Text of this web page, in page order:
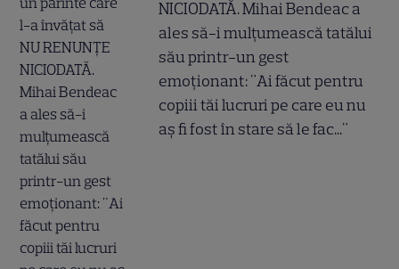
NICIODATĂ. Mihai Bendeac a
ales să-i mulțumească tatălui
său printr-un gest
emoționant: "Ai făcut pentru
copiii tăi lucruri pe care eu nu
aș fi fost în stare să le fac..."